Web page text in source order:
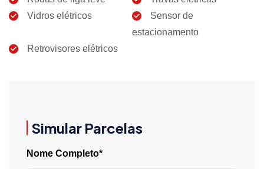
Vidros elétricos
Sensor de
estacionamento
Retrovisores elétricos
Simular Parcelas
Nome Completo*